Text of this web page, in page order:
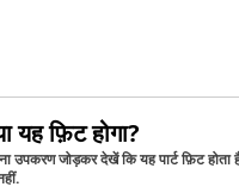
यह फ़िट होगा?
उपकरण जोड़कर देखें कि यह पार्ट फ़िट होता